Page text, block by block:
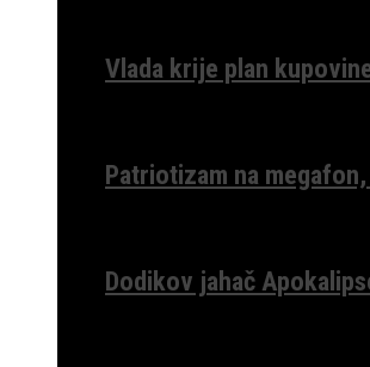
Vlada krije plan
Patriotizam na
Dodikov jahač